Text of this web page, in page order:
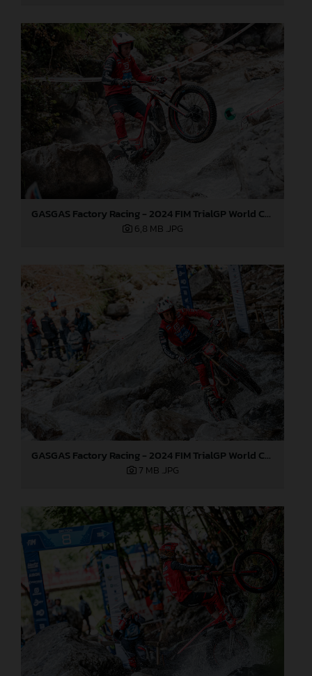
GASGAS Factory Racing - 2024 FIM TrialGP World Championship - Round 3, Italy
6,8 MB .JPG
GASGAS Factory Racing - 2024 FIM TrialGP World Championship - Round 3, Italy
7 MB .JPG